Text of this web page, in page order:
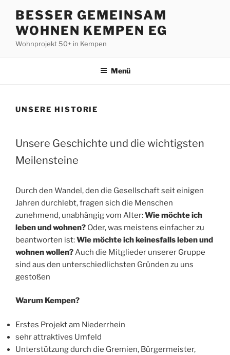
Inhalt
springen
BESSER GEMEINSAM
WOHNEN KEMPEN EG
Wohnprojekt 50+ in Kempen
Menü
UNSERE HISTORIE
Unsere Geschichte und die wichtigsten
Meilensteine
Durch den Wandel, den die Gesellschaft seit einigen
Jahren durchlebt, fragen sich die Menschen
zunehmend, unabhängig vom Alter:Wie möchte ich
leben und wohnen? Oder, was meistens einfacher zu
beantworten ist:Wie möchte ich keinesfalls leben und
wohnen wollen? Auch die Mitglieder unserer Gruppe
sind aus den unterschiedlichsten Gründen zu uns
gestoßen
Warum Kempen?
Erstes Projekt am Niederrhein
sehr attraktives Umfeld
Unterstützung durch die Gremien, Bürgermeister,